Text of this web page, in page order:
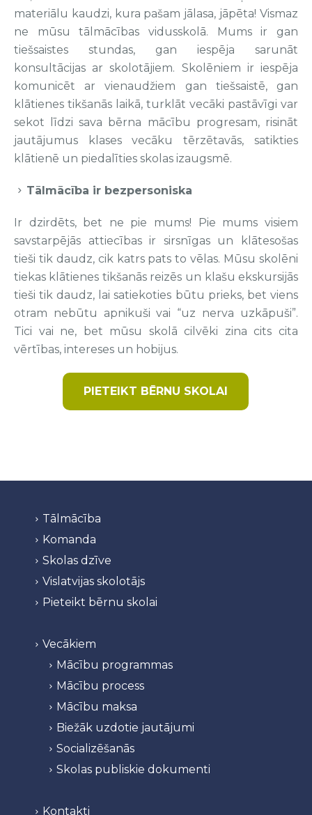
materiālu kaudzi, kura pašam jālasa, jāpēta! Vismaz
ne mūsu tālmācības vidusskolā. Mums ir gan
tiešsaistes stundas, gan iespēja sarunāt
konsultācijas ar skolotājiem. Skolēniem ir iespēja
komunicēt ar vienaudžiem gan tiešsaistē, gan
klātienes tikšanās laikā, turklāt vecāki pastāvīgi var
sekot līdzi sava bērna mācību progresam, risināt
jautājumus klases vecāku tērzētavās, satikties
klātienē un piedalīties skolas izaugsmē.
Tālmācība ir bezpersoniska
Ir dzirdēts, bet ne pie mums! Pie mums visiem
savstarpējās attiecības ir sirsnīgas un klātesošas
tieši tik daudz, cik katrs pats to vēlas. Mūsu skolēni
tiekas klātienes tikšanās reizēs un klašu ekskursijās
tieši tik daudz, lai satiekoties būtu prieks, bet viens
otram nebūtu apnikuši vai “uz nerva uzkāpuši”.
Tici vai ne, bet mūsu skolā cilvēki zina cits cita
vērtības, intereses un hobijus.
PIETEIKT BĒRNU SKOLAI
Tālmācība
Komanda
Skolas dzīve
Vislatvijas skolotājs
Pieteikt bērnu skolai
Vecākiem
Mācību programmas
Mācību process
Mācību maksa
Biežāk uzdotie jautājumi
Socializēšanās
Skolas publiskie dokumenti
Kontakti